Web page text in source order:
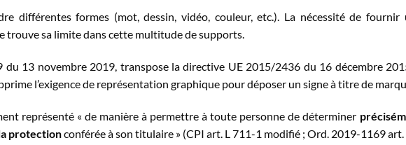
différentes formes (mot, dessin, vidéo, couleur, etc.). La nécessité de fournir
trouve sa limite dans cette multitude de supports.
du 13 novembre 2019, transpose la directive UE 2015/2436 du 16 décembre
l’exigence de représentation graphique pour déposer un signe à titre de
représenté « de manière à permettre à toute personne de déterminer
protectionconférée à son titulaire » (CPI art. L 711-1 modifié ; Ord. 2019-1169 art.